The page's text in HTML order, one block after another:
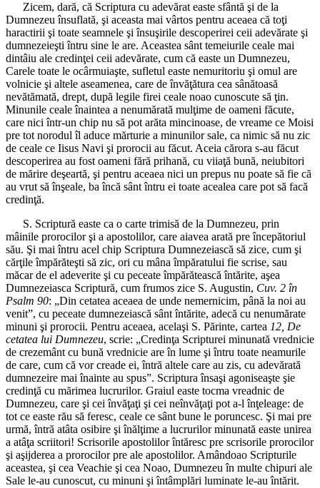
Zicem, dară, că Scriptura cu adevărat easte sfântă şi de la
Dumnezeu însuflată, şi aceasta mai vârtos pentru aceaea că toţi
haractirii şi toate seamnele şi însuşirile descoperirei ceii adevărate şi
dumnezeieşti întru sine le are. Aceastea sânt temeiurile ceale mai
dintâiu ale credinţei ceii adevărate, cum că easte un Dumnezeu,
Carele toate le ocârmuiaşte, sufletul easte nemuritoriu şi omul are
volnicie şi altele aseamenea, care de învăţătura cea sânătoasă
nevătămată, drept, după legile firei ceale noao cunoscute să ţin.
Minunile ceale înaintea a nenumărată mulţime de oameni făcute,
care nici într-un chip nu să pot arăta mincinoase, de vreame ce Moisi
pre tot norodul îl aduce mărturie a minunilor sale, ca nimic să nu zic
de ceale ce Iisus Navi şi prorocii au făcut. Aceia cărora s-au făcut
descoperirea au fost oameni fără prihană, cu viiaţă bună, neiubitori
de mărire deşeartă, şi pentru aceaea nici un prepus nu poate să fie că
au vrut să înşeale, ba încă sânt întru ei toate acealea care pot să facă
credinţă.
S. Scriptură easte ca o carte trimisă de la Dumnezeu, prin
mâinile prorocilor şi a apostolilor, care aiavea arată pre începătoriul
său. Şi mai întru acel chip Scriptura Dumnezeiască să zice, cum şi
cărţile împărăteşti să zic, ori cu mâna împăratului fie scrise, sau
măcar de el adeverite şi cu peceate împărătească întărite, aşea
Dumnezeiasca Scriptură, cum frumos zice S. Augustin, Cuv. 2 în
Psalm 90: „Din cetatea aceaea de unde nemernicim, până la noi au
venit”, cu peceate dumnezeiască sânt întărite, adecă cu nenumărate
minuni şi prorocii. Pentru aceaea, acelaşi S. Părinte, cartea 12, De
cetatea lui Dumnezeu, scrie: „Credinţa Scripturei minunată vrednicie
de crezemânt cu bună vrednicie are în lume şi întru toate neamurile
de care, cum că vor creade ei, întră altele care au zis, cu adevărată
dumnezeire mai înainte au spus”. Scriptura însaşi agoniseaşte şie
credinţă cu mărimea lucrurilor. Graiul easte tocma vreadnic de
Dumnezeu, care şi cei învăţaţi şi cei neînvăţaţi pot a-l înţeleage: de
tot ce easte rău să feresc, ceale ce sânt bune le poruncesc. Şi mai pre
urmă, întră atâta osibire şi înălţime a lucrurilor minunată easte unirea
a atâţa scriitori! Scrisorile apostolilor întăresc pre scrisorile prorocilor
şi aşijderea a prorocilor pre ale apostolilor. Amândoao Scripturile
aceastea, şi cea Veachie şi cea Noao, Dumnezeu în multe chipuri ale
Sale le-au cunoscut, cu minuni şi întâmplări luminate le-au întărit.